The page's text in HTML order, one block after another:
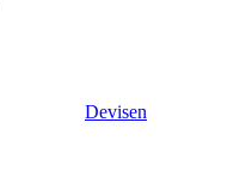
Devisen